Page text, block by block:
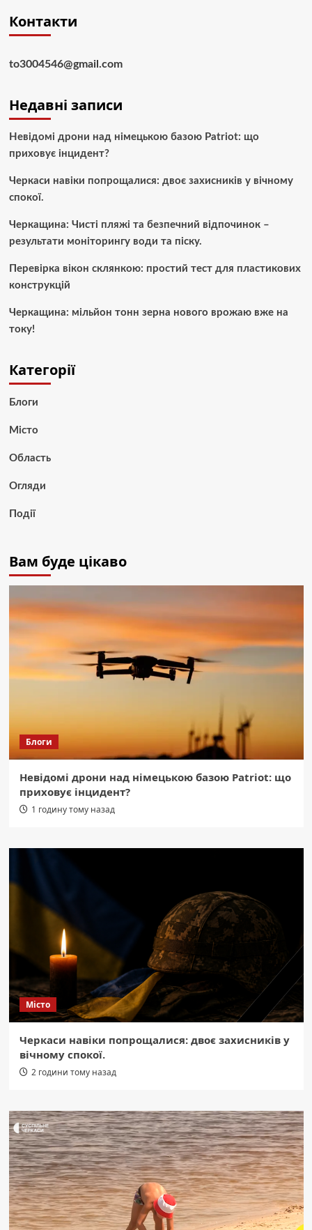
Контакти
to3004546@gmail.com
Недавні записи
Невідомі дрони над німецькою базою Patriot: що
приховує інцидент?
Черкаси навіки попрощалися: двоє захисників у вічному
спокої.
Черкащина: Чисті пляжі та безпечний відпочинок –
результати моніторингу води та піску.
Перевірка вікон склянкою: простий тест для пластикових
конструкцій
Черкащина: мільйон тонн зерна нового врожаю вже на
току!
Категорії
Блоги
Місто
Область
Огляди
Події
Вам буде цікаво
Блоги
Невідомі дрони над німецькою базою Patriot: що
приховує інцидент?
1 годину тому назад
Місто
Черкаси навіки попрощалися: двоє захисників у
вічному спокої.
2 години тому назад